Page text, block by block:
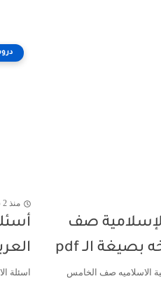
صف
الاسلاميه صف الخامس
منذ 2 سنة
اسئلة